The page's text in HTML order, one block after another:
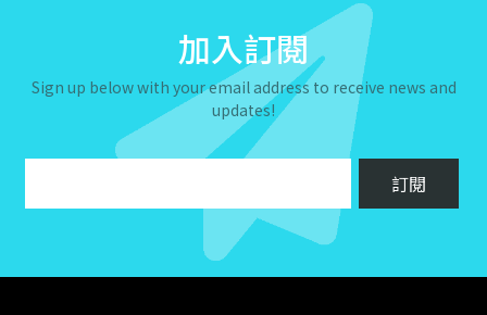
加入訂閱
Sign up below with your email address to receive news and
updates!